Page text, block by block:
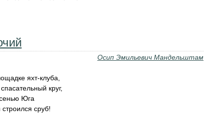
Осип Эмильевич Мандельштам
яхт-клуба,
круг,
Юга
сруб!